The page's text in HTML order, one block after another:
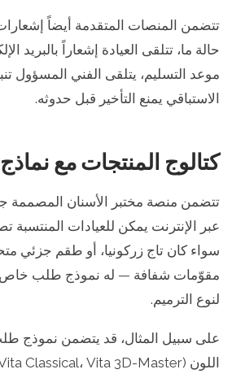
تتضمن المنصات المتقدمة أيضاً إشعارات
حالة ما، تتلقى العيادة إشعاراً بالبريد
موعد التسليم، يتلقى الفني المسؤول
الاستباقي يمنع التأخير قبل حدوثه.
كتالوج المنتجات مع
تتضمن منصة مختبر الأسنان المصممة
عبر الإنترنت يمكن للعيادات
سواء كان تاج زركونيا، أو طقم جزئي
مقوّمات شفافة — له نموذج طلب خاص
لنوع الترميم.
على سبيل المثال، قد يتضمن نموذج طلب